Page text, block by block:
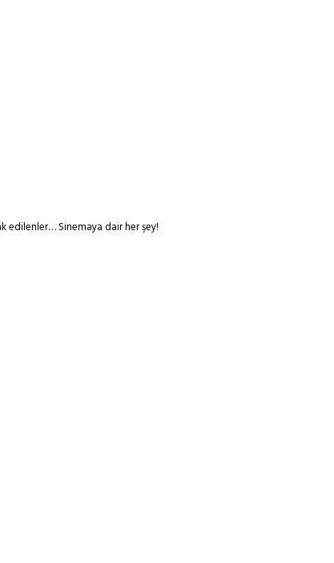
edilenler… Sinemaya dair her şey!